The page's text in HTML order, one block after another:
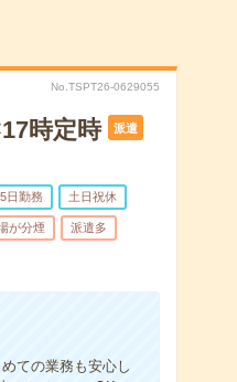
No.TSPT26-0629055
時定時 派遣
日勤務 土日祝休
が分煙 派遣多
ての業務も安心し